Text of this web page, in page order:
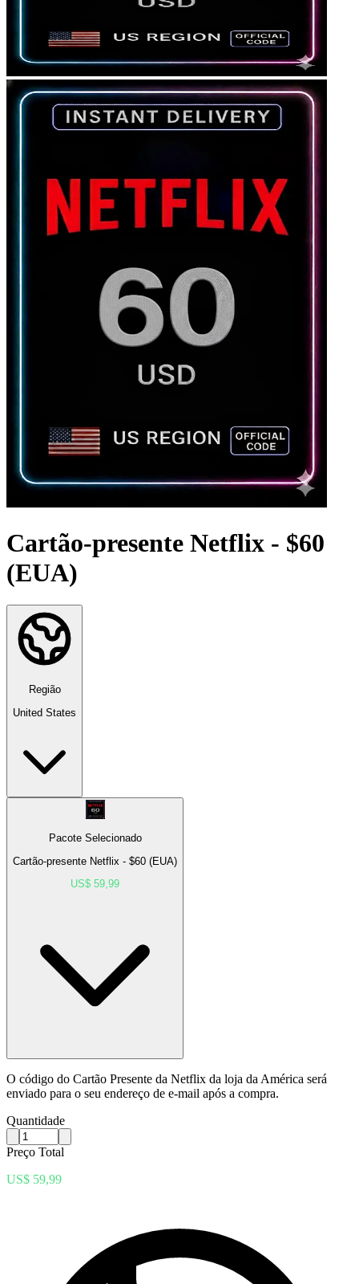
Cartão-presente Netflix - $60
(EUA)
Região
United States
Pacote Selecionado
Cartão-presente Netflix - $60 (EUA)
US$ 59,99
O código do Cartão Presente da Netflix da loja da América será
enviado para o seu endereço de e-mail após a compra.
Quantidade
Preço Total
US$ 59,99